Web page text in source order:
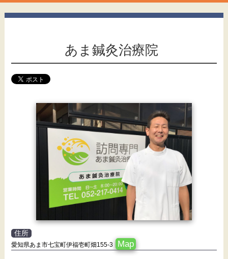
あま鍼灸治療院
住所
愛知県あま市七宝町伊福壱町畑155-3 Map